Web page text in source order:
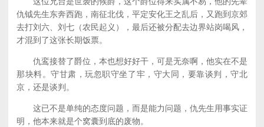
仇钺先生东奔西跑，南征北伐，平定安化王之乱后，又跑到京郊
去打刘六、刘七（农民起义），最后还被分配去边界站岗喝风，
才混到了这张长期饭票。
仇鸾接替了爵位，本也想好好干，可是无奈啊，他实在不是
那块料。守甘肃，玩忽职守坐了牢，守大同，要靠谈判，守北
京，还是谈判。
这已不是单纯的态度问题，而是能力问题，仇先生用事实证
明，他本来就是个窝囊到底的废物。